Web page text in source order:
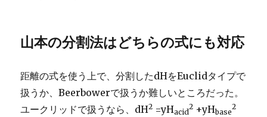
山本の分割法はどちらの式にも対応
距離の式を使う上で、分割したdHをEuclidタイプで
扱うか、Beerbowerで扱うか難しいところだった。
ユークリッドで扱うなら、dH2 =yHacid
2 +yHbase
2